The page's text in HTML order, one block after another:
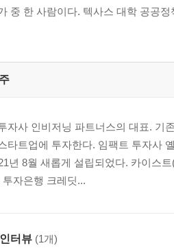
주주의
중 한 사람이다. 텍사스 대학 공공
자사 인비저닝 파트너스의 대표. 기
타트업에 투자한다. 임팩트 투자사
년 8월 새롭게 설립되었다. 카이스
투자은행 크레딧...
터뷰 (1개)